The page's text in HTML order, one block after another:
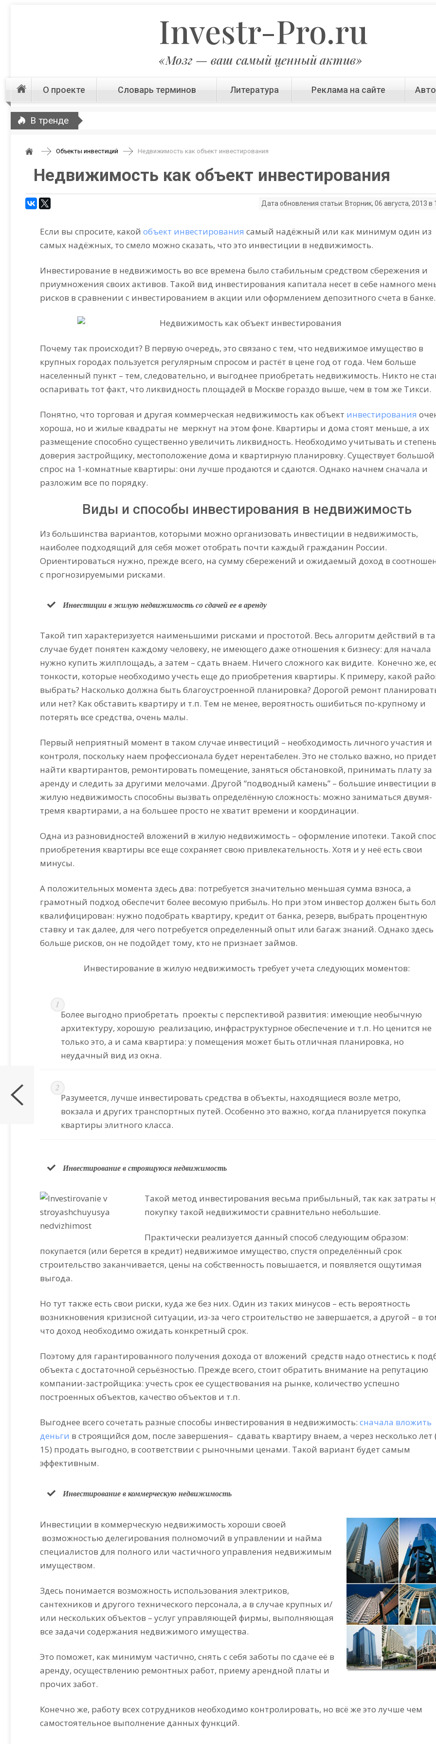
Investr-Pro.ru
«Мозг — ваш самый ценный актив»
О проекте Словарь терминов Литература Реклама на сайте
В тренде
Объекты инвестиций Недвижимость как объект инвестирования
Недвижимость как объект инвестирования
Дата обновления статьи: Вторник, 06 августа, 2013 в
Если вы спросите, какой объект инвестирования самый надёжный или как минимум один из
самых надёжных, то смело можно сказать, что это инвестиции в недвижимость.
Инвестирование в недвижимость во все времена было стабильным средством сбережения и
приумножения своих активов. Такой вид инвестирования капитала несет в себе намного
рисков в сравнении с инвестированием в акции или оформлением депозитного счета в банке.
Почему так происходит? В первую очередь, это связано с тем, что недвижимое имущество в
крупных городах пользуется регулярным спросом и растёт в цене год от года. Чем больше
населенный пункт – тем, следовательно, и выгоднее приобретать недвижимость. Никто не
оспаривать тот факт, что ликвидность площадей в Москве гораздо выше, чем в том же Тикси.
Понятно, что торговая и другая коммерческая недвижимость как объект инвестирования
хороша, но и жилые квадраты не меркнут на этом фоне. Квартиры и дома стоят меньше, а их
размещение способно существенно увеличить ликвидность. Необходимо учитывать и степень
доверия застройщику, местоположение дома и квартирную планировку. Существует большой
спрос на 1-комнатные квартиры: они лучше продаются и сдаются. Однако начнем сначала и
разложим все по порядку.
Виды и способы инвестирования в недвижимость
Из большинства вариантов, которыми можно организовать инвестиции в недвижимость,
наиболее подходящий для себя может отобрать почти каждый гражданин России.
Ориентироваться нужно, прежде всего, на сумму сбережений и ожидаемый доход в
с прогнозируемыми рисками.
Инвестиции в жилую недвижимость со сдачей ее в аренду
Такой тип характеризуется наименьшими рисками и простотой. Весь алгоритм действий в
случае будет понятен каждому человеку, не имеющего даже отношения к бизнесу: для начала
нужно купить жилплощадь, а затем – сдать внаем. Ничего сложного как видите. Конечно же,
тонкости, которые необходимо учесть еще до приобретения квартиры. К примеру, какой
выбрать? Насколько должна быть благоустроенной планировка? Дорогой ремонт
или нет? Как обставить квартиру и т.п. Тем не менее, вероятность ошибиться по-крупному и
потерять все средства, очень малы.
Первый неприятный момент в таком случае инвестиций – необходимость личного участия и
контроля, поскольку наем профессионала будет нерентабелен. Это не столько важно, но
найти квартирантов, ремонтировать помещение, заняться обстановкой, принимать плату за
аренду и следить за другими мелочами. Другой “подводный камень” – большие инвестиции в
жилую недвижимость способны вызвать определённую сложность: можно заниматься двумя-
тремя квартирами, а на большее просто не хватит времени и координации.
Одна из разновидностей вложений в жилую недвижимость – оформление ипотеки. Такой
приобретения квартиры все еще сохраняет свою привлекательность. Хотя и у неё есть свои
минусы.
А положительных момента здесь два: потребуется значительно меньшая сумма взноса, а
грамотный подход обеспечит более весомую прибыль. Но при этом инвестор должен быть
квалифицирован: нужно подобрать квартиру, кредит от банка, резерв, выбрать процентную
ставку и так далее, для чего потребуется определенный опыт или багаж знаний. Однако здесь
больше рисков, он не подойдет тому, кто не признает займов.
Инвестирование в жилую недвижимость требует учета следующих моментов:
Более выгодно приобретать проекты с перспективой развития: имеющие необычную
архитектуру, хорошую реализацию, инфраструктурное обеспечение и т.п. Но ценится не
только это, а и сама квартира: у помещения может быть отличная планировка, но
неудачный вид из окна.
Разумеется, лучше инвестировать средства в объекты, находящиеся возле метро,
вокзала и других транспортных путей. Особенно это важно, когда планируется покупка
квартиры элитного класса.
Инвестирование в строящуюся недвижимость
Такой метод инвестирования весьма прибыльный, так как затраты
покупку такой недвижимости сравнительно небольшие.
Практически реализуется данный способ следующим образом:
покупается (или берется в кредит) недвижимое имущество, спустя определённый срок
строительство заканчивается, цены на собственность повышается, и появляется ощутимая
выгода.
Но тут также есть свои риски, куда же без них. Один из таких минусов – есть вероятность
возникновения кризисной ситуации, из-за чего строительство не завершается, а другой – в
что доход необходимо ожидать конкретный срок.
Поэтому для гарантированного получения дохода от вложений средств надо отнестись к
объекта с достаточной серьёзностью. Прежде всего, стоит обратить внимание на репутацию
компании-застройщика: учесть срок ее существования на рынке, количество успешно
построенных объектов, качество объектов и т.п.
Выгоднее всего сочетать разные способы инвестирования в недвижимость: сначала вложить
деньги в строящийся дом, после завершения– сдавать квартиру внаем, а через несколько лет
15) продать выгодно, в соответствии с рыночными ценами. Такой вариант будет самым
эффективным.
Инвестирование в коммерческую недвижимость
Инвестиции в коммерческую недвижимость хороши своей
возможностью делегирования полномочий в управлении и найма
специалистов для полного или частичного управления недвижимым
имуществом.
Здесь понимается возможность использования электриков,
сантехников и другого технического персонала, а в случае крупных и/
или нескольких объектов – услуг управляющей фирмы, выполняющая
все задачи содержания недвижимого имущества.
Это поможет, как минимум частично, снять с себя заботы по сдаче её в
аренду, осуществлению ремонтных работ, приему арендной платы и
прочих забот.
Конечно же, работу всех сотрудников необходимо контролировать, но всё же это лучше чем
самостоятельное выполнение данных функций.